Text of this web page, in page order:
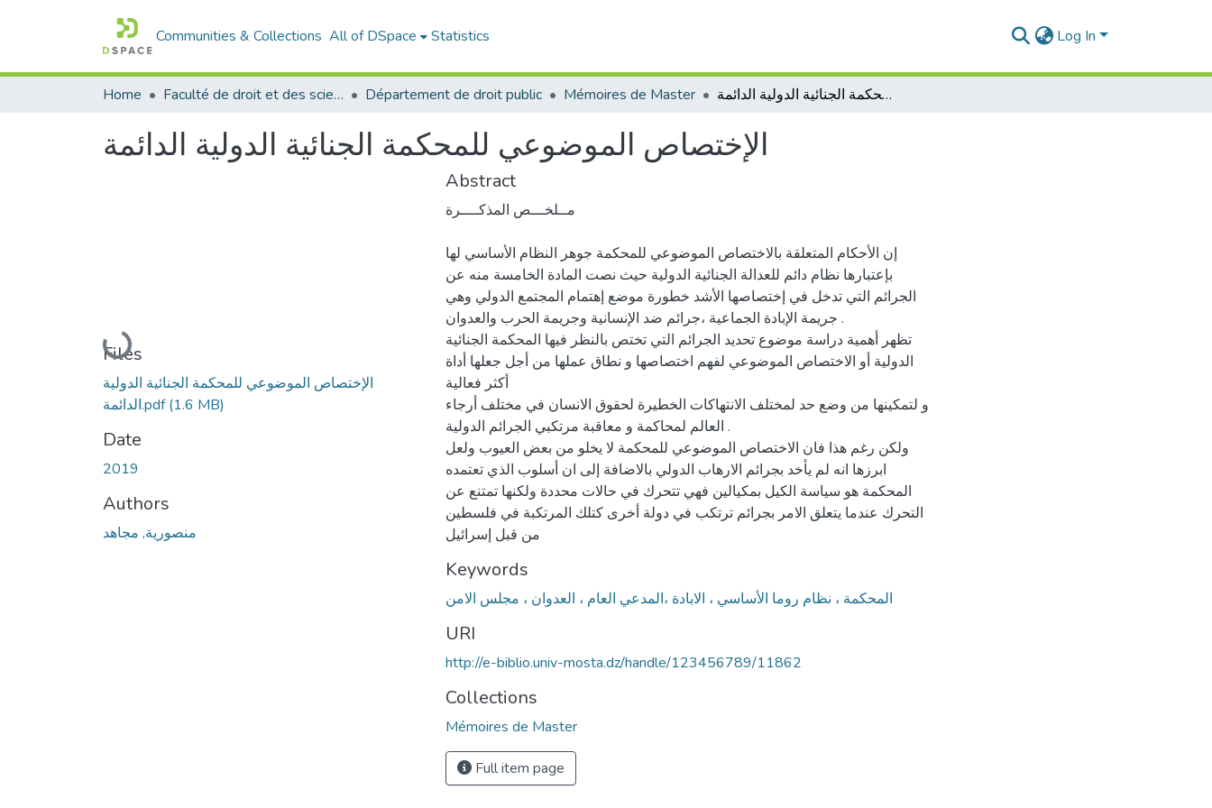
Communities & Collections All of DSpace Statistics Log In
Home Faculté de droit et des sciences politiques Département de droit public Mémoires de Master الإختصاص الموضوعي للمحكمة الجنائية الدولية الدائمة
الإختصاص الموضوعي للمحكمة الجنائية الدولية الدائمة
Loading...
Files
الإختصاص الموضوعي للمحكمة الجنائية الدولية
الدائمة.pdf(1.6 MB)
Date
2019
Authors
منصورية, مجاهد
Abstract
مــلخـــص المذكــــرة
إن الأحكام المتعلقة بالاختصاص الموضوعي للمحكمة جوهر النظام الأساسي لها
بإعتبارها نظام دائم للعدالة الجنائية الدولية حيث نصت المادة الخامسة منه عن
الجرائم التي تدخل في إختصاصها الأشد خطورة موضع إهتمام المجتمع الدولي وهي
جريمة الإبادة الجماعية ،جرائم ضد الإنسانية وجريمة الحرب والعدوان .
تظهر أهمية دراسة موضوع تحديد الجرائم التي تختص بالنظر فيها المحكمة الجنائية
الدولية أو الاختصاص الموضوعي لفهم اختصاصها و نطاق عملها من أجل جعلها أداة
أكثر فعالية
و لتمكينها من وضع حد لمختلف الانتهاكات الخطيرة لحقوق الانسان في مختلف أرجاء
العالم لمحاكمة و معاقبة مرتكبي الجرائم الدولية .
ولكن رغم هذا فان الاختصاص الموضوعي للمحكمة لا يخلو من بعض العيوب ولعل
ابرزها انه لم يأخد بجرائم الارهاب الدولي بالاضافة إلى ان أسلوب الذي تعتمده
المحكمة هو سياسة الكيل بمكيالين فهي تتحرك في حالات محددة ولكنها تمتنع عن
التحرك عندما يتعلق الامر بجرائم ترتكب في دولة أخرى كتلك المرتكبة في فلسطين
من قبل إسرائيل
Keywords
المحكمة ، نظام روما الأساسي ، الابادة ،المدعي العام ، العدوان ، مجلس الامن
URI
http://e-biblio.univ-mosta.dz/handle/123456789/11862
Collections
Mémoires de Master
Full item page